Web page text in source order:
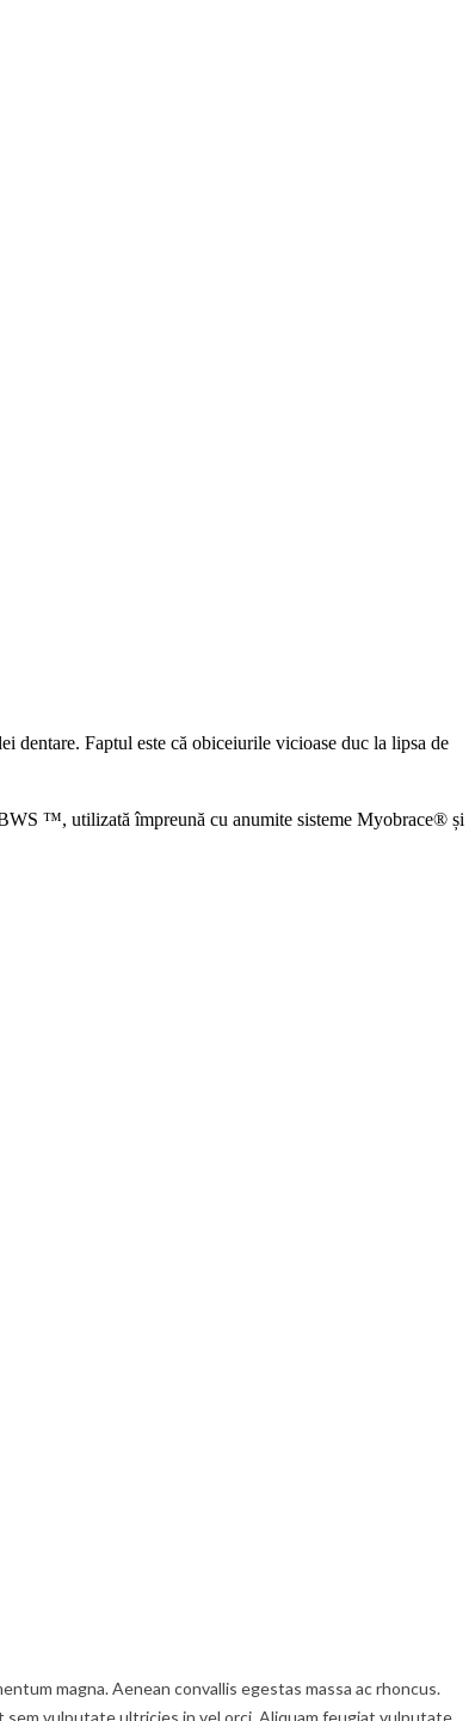
dentare. Faptul este că obiceiurile vicioase duc la lipsa de
™, utilizată împreună cu anumite sisteme Myobrace® și
magna. Aenean convallis egestas massa ac rhoncus.
vulputate ultricies in vel orci. Aliquam feugiat vulputate